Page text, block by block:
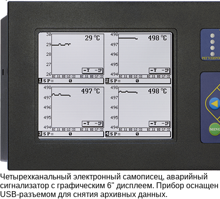
Четырехканальный электронный самописец, аварийный
сигнализатор с графическим 6" дисплеем. Прибор оснащен
USB-разъемом для снятия архивных данных.